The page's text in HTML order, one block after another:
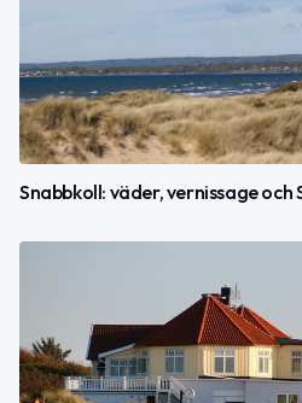
Snabbkoll: väder, vernissage